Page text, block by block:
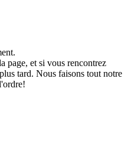
page, et si vous rencontrez
tard. Nous faisons tout notre